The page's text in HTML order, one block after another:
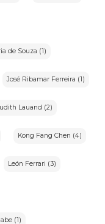
de Souza (1)
José Ribamar Ferreira (1)
Lauand (2)
Kong Fang Chen (4)
León Ferrari (3)
(1)